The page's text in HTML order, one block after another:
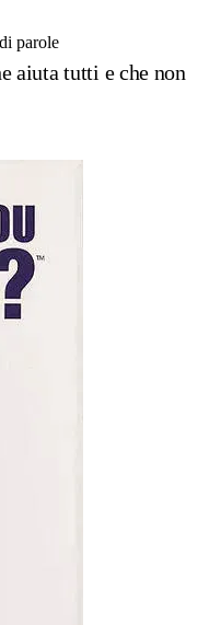
parole
aiuta tutti e che non